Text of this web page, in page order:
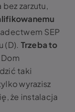
zarzutu,
SEP
(D). Trzeba to
taki
wyrazisz
że instalacja